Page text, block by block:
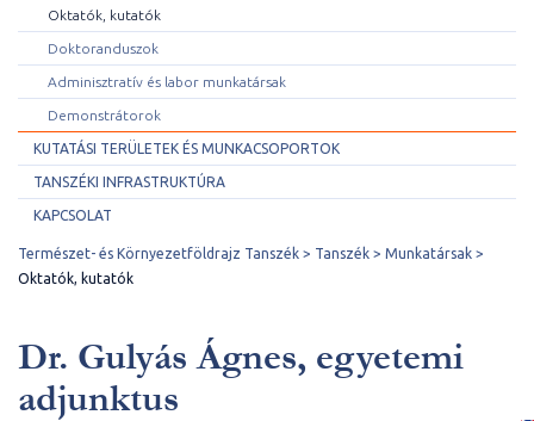
Oktatók, kutatók
Doktoranduszok
Adminisztratív és labor munkatársak
Demonstrátorok
KUTATÁSI TERÜLETEK ÉS MUNKACSOPORTOK
TANSZÉKI INFRASTRUKTÚRA
KAPCSOLAT
Természet- és Környezetföldrajz Tanszék Tanszék
Munkatársak
Oktatók, kutatók
Dr. Gulyás Ágnes, egyetemi
adjunktus